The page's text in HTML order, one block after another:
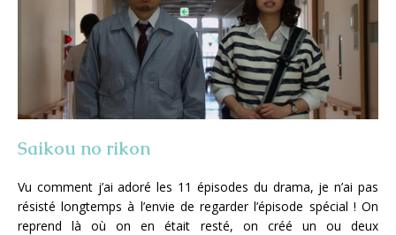
Saikou no rikon
Vu comment j’ai adoré les 11 épisodes du drama, je n’ai pas
résisté longtemps à l’envie de regarder l’épisode spécial ! On
reprend là où on en était resté, on créé un ou deux